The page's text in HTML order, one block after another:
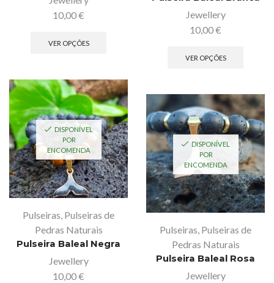
10,00€
VER OPÇÕES
Jewellery
10,00€
VER OPÇÕES
DISPONÍVEL
POR
ENCOMENDA
Pulseiras, Pulseiras de
Pedras Naturais
Pulseira Baleal Negra
Jewellery
10,00€
DISPONÍVEL
POR
ENCOMENDA
Pulseiras, Pulseiras de
Pedras Naturais
Pulseira Baleal Rosa
Jewellery